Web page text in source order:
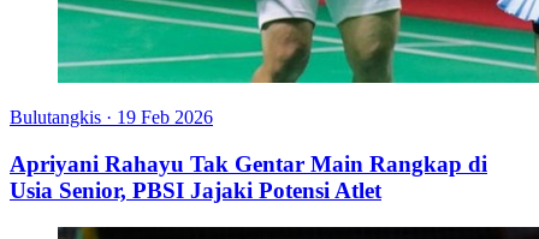
Bulutangkis · 19 Feb 2026
Apriyani Rahayu Tak Gentar Main Rangkap di
Usia Senior, PBSI Jajaki Potensi Atlet